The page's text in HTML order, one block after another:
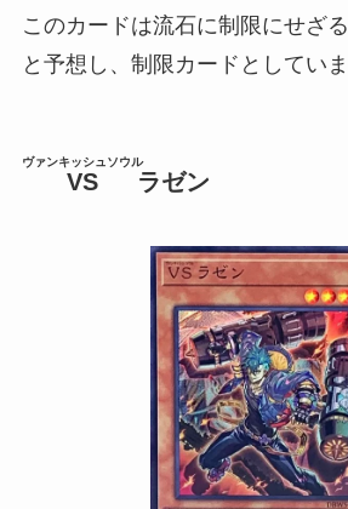
このカードは流石に制限にせざ
と予想し、制限カードとしていま
VS
ヴァンキッシュソウル
ラゼン